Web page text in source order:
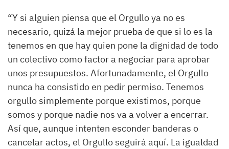
“Y si alguien piensa que el Orgullo ya no es
necesario, quizá la mejor prueba de que si lo es la
tenemos en que hay quien pone la dignidad de todo
un colectivo como factor a negociar para aprobar
unos presupuestos. Afortunadamente, el Orgullo
nunca ha consistido en pedir permiso. Tenemos
orgullo simplemente porque existimos, porque
somos y porque nadie nos va a volver a encerrar.
Así que, aunque intenten esconder banderas o
cancelar actos, el Orgullo seguirá aquí. La igualdad